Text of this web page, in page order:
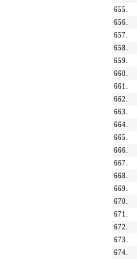
655.
656.
657.
658.
659.
660.
661.
662.
663.
664.
665.
666.
667.
668.
669.
670.
671.
672.
673.
674.